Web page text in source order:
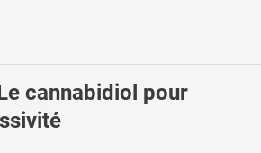
cannabidiol pour